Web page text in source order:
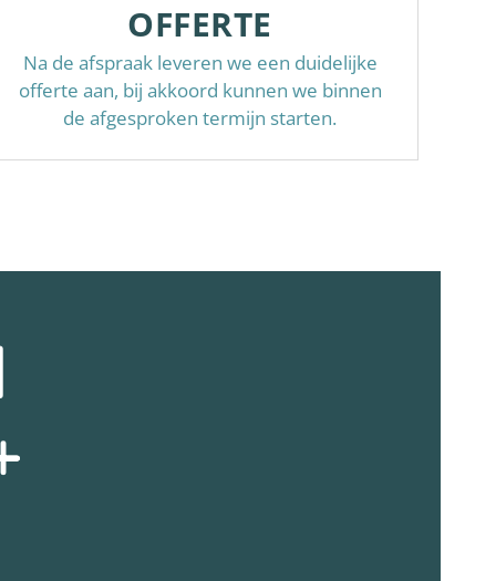
OFFERTE
Na de afspraak leveren we een duidelijke
offerte aan, bij akkoord kunnen we binnen
de afgesproken termijn starten.